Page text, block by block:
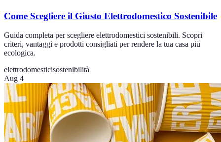
Come Scegliere il Giusto Elettrodomestico Sostenibile
Guida completa per scegliere elettrodomestici sostenibili. Scopri
criteri, vantaggi e prodotti consigliati per rendere la tua casa più
ecologica.
elettrodomesticisostenibilità
Aug 4